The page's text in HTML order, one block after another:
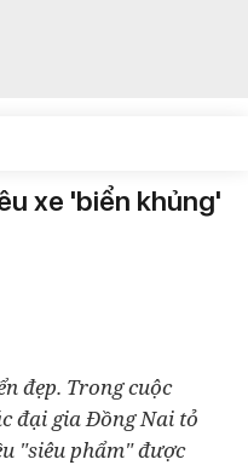
xe 'biển khủng'
đẹp. Trong cuộc
đại gia Đồng Nai tỏ
"siêu phẩm" được